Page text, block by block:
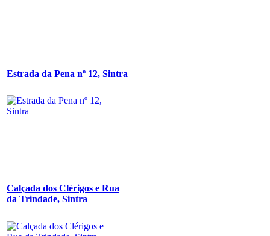
Estrada da Pena nº 12, Sintra
Calçada dos Clérigos e Rua
da Trindade, Sintra